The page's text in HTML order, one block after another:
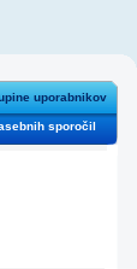
uporabnikov
sporočil